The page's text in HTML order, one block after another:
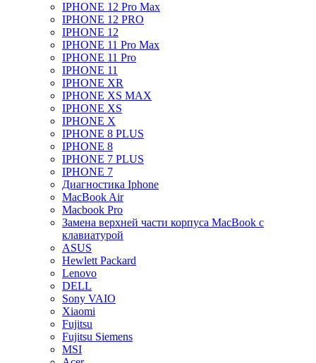
IPHONE 12 Pro Max
IPHONE 12 PRO
IPHONE 12
IPHONE 11 Pro Max
IPHONE 11 Pro
IPHONE 11
IPHONE XR
IPHONE XS MAX
IPHONE XS
IPHONE X
IPHONE 8 PLUS
IPHONE 8
IPHONE 7 PLUS
IPHONE 7
Диагностика Iphone
MacBook Air
Macbook Pro
Замена верхней части корпуса MacBook с
клавиатурой
ASUS
Hewlett Packard
Lenovo
DELL
Sony VAIO
Xiaomi
Fujitsu
Fujitsu Siemens
MSI